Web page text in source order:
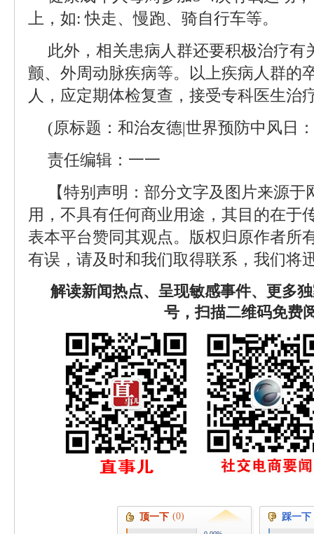
上，如: 快走、慢跑、骑自行车等。
此外，相关患病人群还要积极治疗有
颤、外周动脉疾病等。以上疾病人群的
人，应定期体检复查，接受专科医生治
(原标题：和治友德|世界预防中风日
责任编辑：一一
【特别声明：部分文字及图片来源
用，不具有任何商业用途，其目的在于
表本平台赞同其观点。版权归原作者所
有误，请及时和我们取得联系，我们将
解读新闻热点、呈现敏感事件、更多
号，扫描二维码免费
顶一下 (0) 踩一下